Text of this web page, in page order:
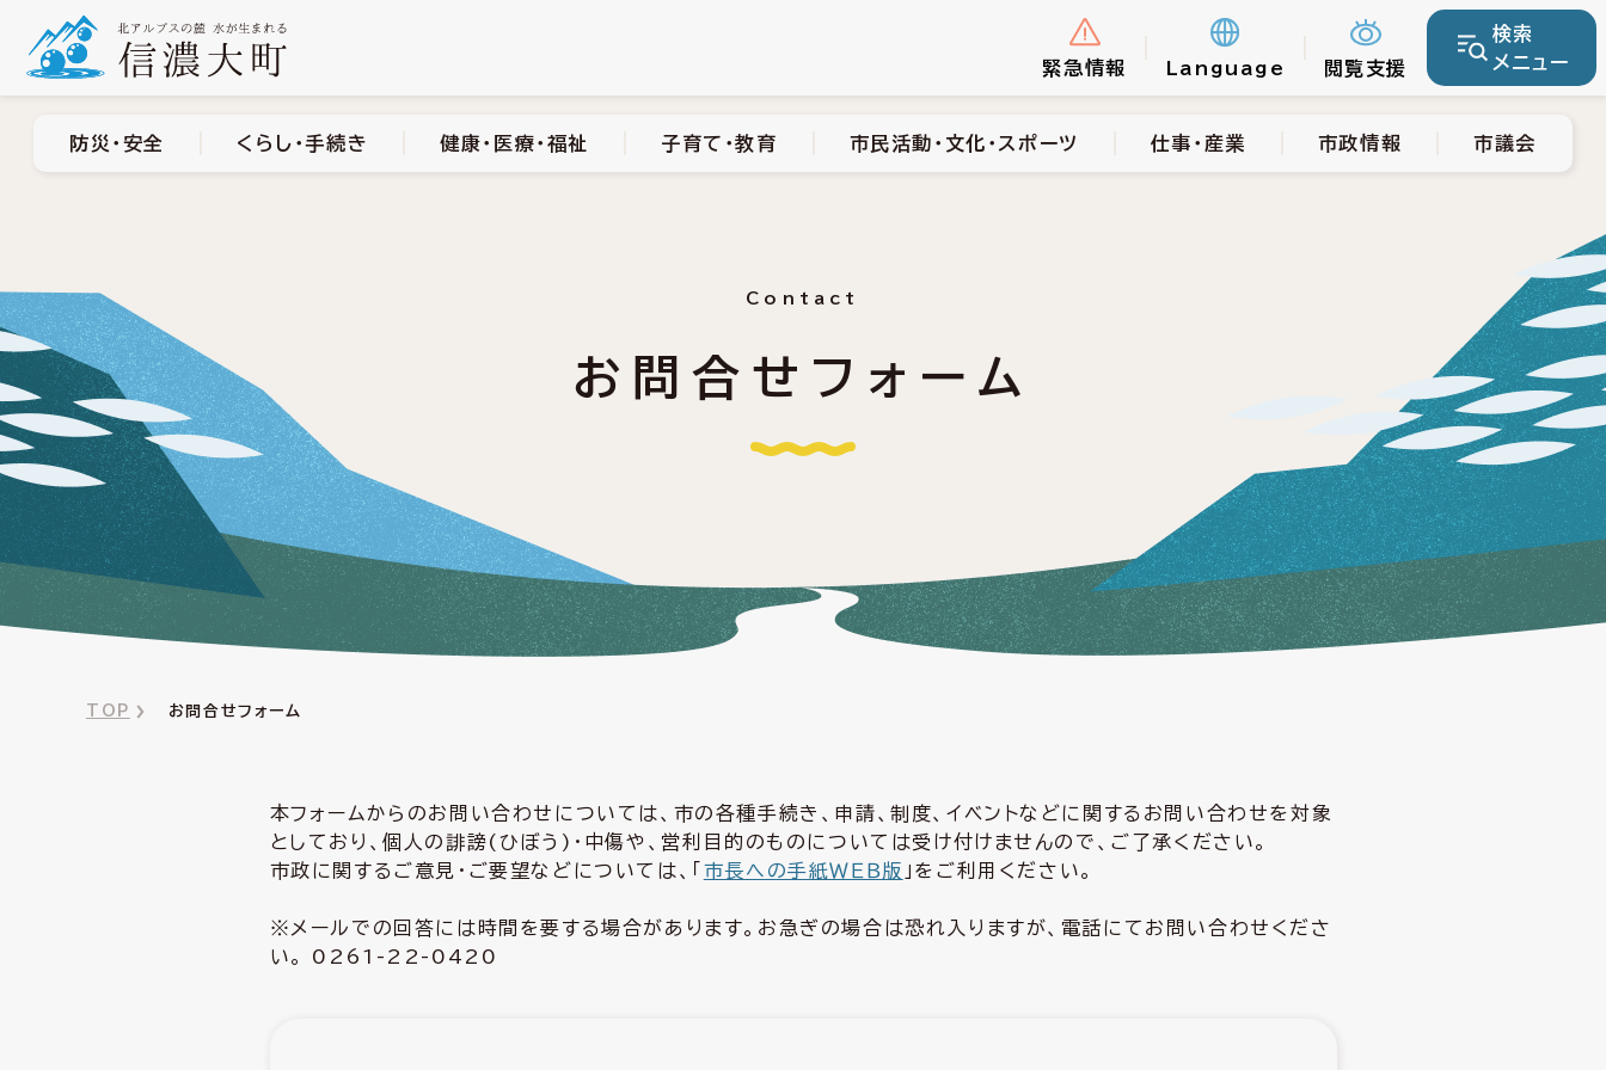
緊急情報 Language 閲覧支援
検索
メニュー
市民活動・文化・スポーツ 市政情報 市議会
防災・安全 くらし・手続き 健康・医療・福祉 子育て・教育 市民活動・文化・スポーツ 仕事・産業 市政情報 市議会
Contact
お問合せフォーム
TOP お問合せフォーム
本フォームからのお問い合わせについては、市の各種手続き、申請、制度、イベントなどに関するお問い合わせを対象
としており、個人の誹謗(ひぼう)・中傷や、営利目的のものについては受け付けませんので、ご了承ください。
市政に関するご意見・ご要望などについては、「 市長への手紙ＷＥＢ版 」をご利用ください。
※メールでの回答には時間を要する場合があります。お急ぎの場合は恐れ入りますが、電話にてお問い合わせくださ
い。 0261-22-0420